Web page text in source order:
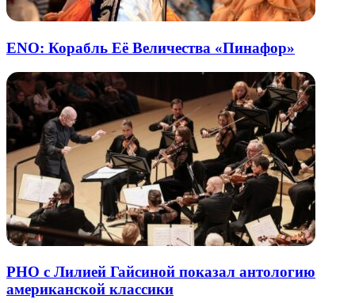
ENO: Корабль Её Величества «Пинафор»
РНО с Лилией Гайсиной показал антологию
американской классики